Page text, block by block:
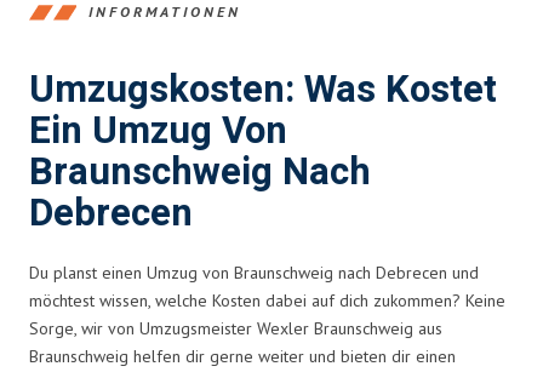
INFORMATIONEN
Umzugskosten: Was Kostet
Ein Umzug Von
Braunschweig Nach
Debrecen
Du planst einen Umzug von Braunschweig nach Debrecen und
möchtest wissen, welche Kosten dabei auf dich zukommen? Keine
Sorge, wir von Umzugsmeister Wexler Braunschweig aus
Braunschweig helfen dir gerne weiter und bieten dir einen